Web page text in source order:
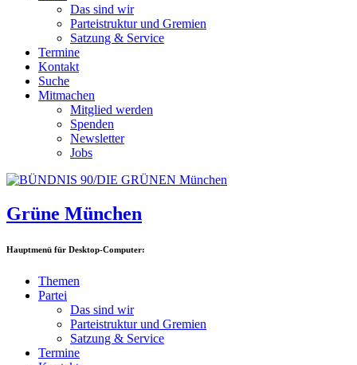
Das sind wir
Parteistruktur und Gremien
Satzung & Service
Termine
Kontakt
Suche
Mitmachen
Mitglied werden
Spenden
Newsletter
Jobs
Grüne München
Hauptmenü für Desktop-Computer:
Themen
Partei
Das sind wir
Parteistruktur und Gremien
Satzung & Service
Termine